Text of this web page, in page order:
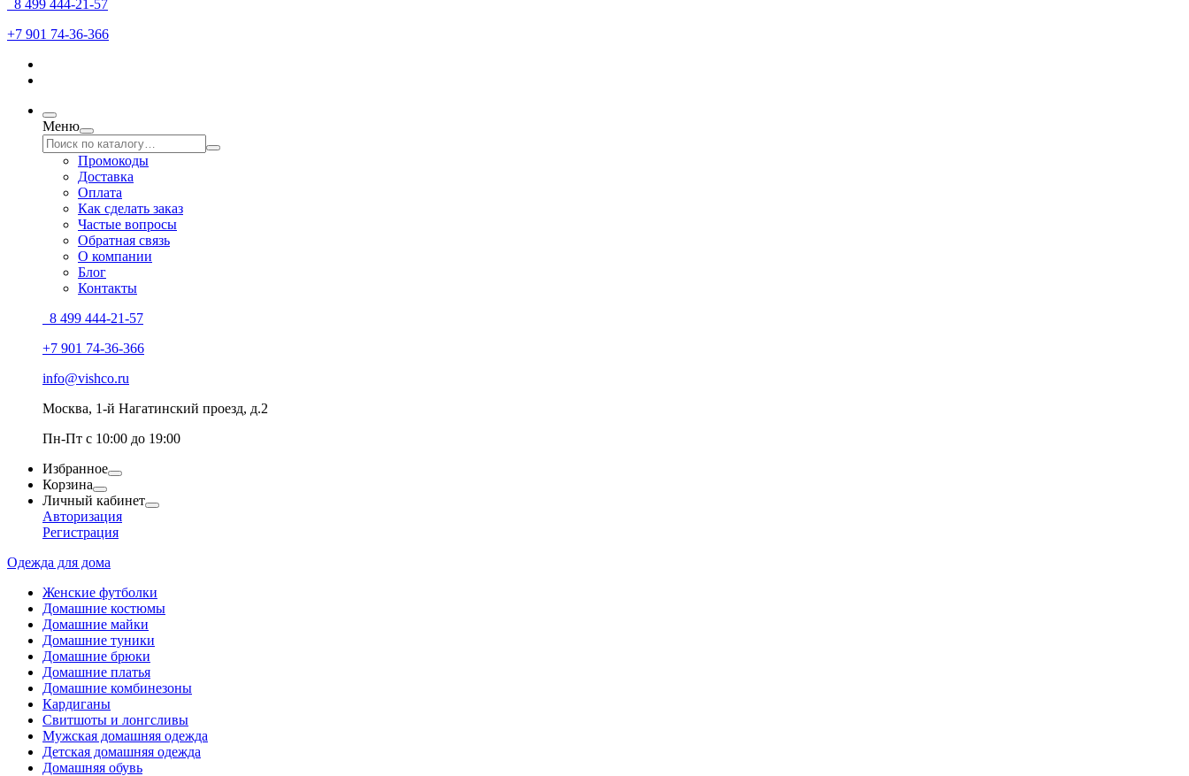
8 499 444-21-57
+7 901 74-36-366
Меню
Промокоды
Доставка
Оплата
Как сделать заказ
Частые вопросы
Обратная связь
О компании
Блог
Контакты
8 499 444-21-57
+7 901 74-36-366
info@vishco.ru
Москва, 1-й Нагатинский проезд, д.2
Пн-Пт с 10:00 до 19:00
Избранное
Корзина
Личный кабинет
Авторизация
Регистрация
Одежда для дома
Женские футболки
Домашние костюмы
Домашние майки
Домашние туники
Домашние брюки
Домашние платья
Домашние комбинезоны
Кардиганы
Свитшоты и лонгсливы
Мужская домашняя одежда
Детская домашняя одежда
Домашняя обувь